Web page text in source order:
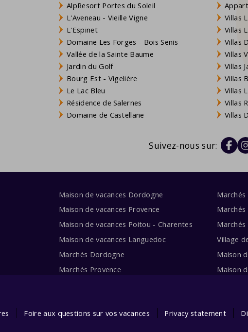
AlpResort Portes du Soleil
L'Aveneau - Vieille Vigne
L'Espinet
Domaine Les Forges - Bois Senis
Vallée de la Sainte Baume
Jardin du Golf
Bourg Est - Vigelière
Le Lac Bleu
Résidence de Salernes
Domaine de Castellane
Villas
Villas
Villas
Villas
Villas
Villas
Villas
Villas
Villas
Suivez-nous sur:
Maison de vacances Dordogne
Maison de vacances Provence
Maison de vacances Poitou - Charentes
Maison de vacances Languedoc
Marchés Dordogne
Marchés Provence
Marchés
Village
Maison
Maison
Foire aux questions sur vos vacances Privacy statement